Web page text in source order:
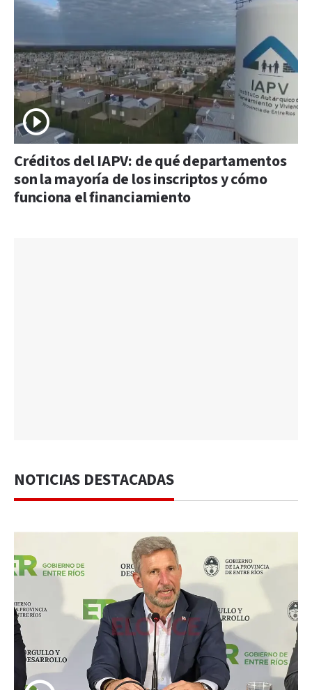
Créditos del IAPV: de qué departamentos
son la mayoría de los inscriptos y cómo
funciona el financiamiento
NOTICIAS DESTACADAS